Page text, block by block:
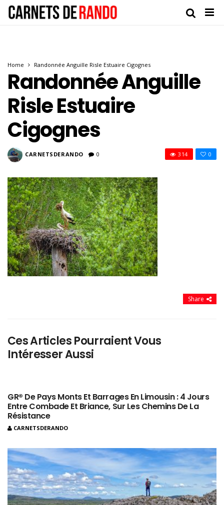
Home Randonnée Anguille Risle Estuaire Cigognes
Randonnée Anguille
Risle Estuaire
Cigognes
CARNETSDERANDO 0 0
314
Share
Ces Articles Pourraient Vous
Intéresser Aussi
GR® De Pays Monts Et Barrages En Limousin : 4 Jours
Entre Combade Et Briance, Sur Les Chemins De La
Résistance
CARNETSDERANDO